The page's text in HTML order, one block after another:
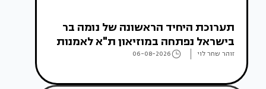
תערוכת היחיד הראשונה של נומה בר
בישראל נפתחה במוזיאון ת"א לאמנות
זוהר שחר לוי 06-08-2026